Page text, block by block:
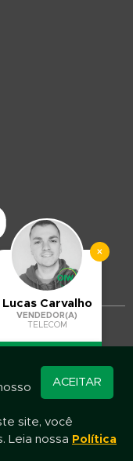
novidades e promoções
×
Lucas Carvalho
VENDEDOR(A)
TELECOM
Converse pelo
WhatsApp
ACEITAR
site, você
Leia nossa Política